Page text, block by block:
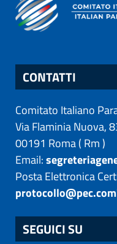
CONTATTI
Comitato Italiano
Via Flaminia Nuova,
00191 Roma( Rm)
Email:
Posta Elettronica
SEGUICI SU